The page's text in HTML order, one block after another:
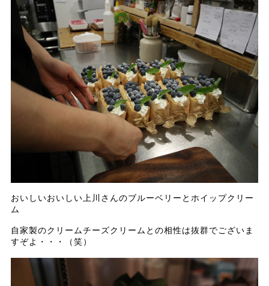
おいしいおいしい上川さんのブルーベリーとホイップクリー
ム
自家製のクリームチーズクリームとの相性は抜群でございま
すぞよ・・・（笑）